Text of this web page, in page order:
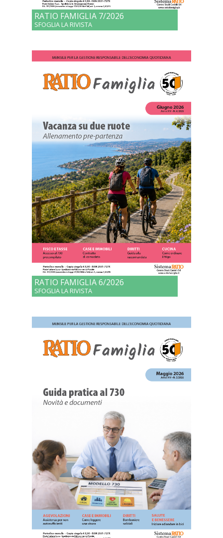
RATIO FAMIGLIA 7/2026
SFOGLIA LA RIVISTA
RATIO FAMIGLIA 6/2026
SFOGLIA LA RIVISTA